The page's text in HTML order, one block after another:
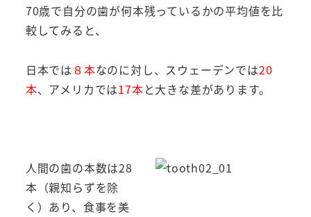
70歳で自分の歯が何本残っているかの平均値を比
較してみると、
日本では ８本なのに対し、スウェーデンでは20
本、アメリカでは17本と大きな差があります。
人間の歯の本数は28
本（親知らずを除
く）あり、食事を美